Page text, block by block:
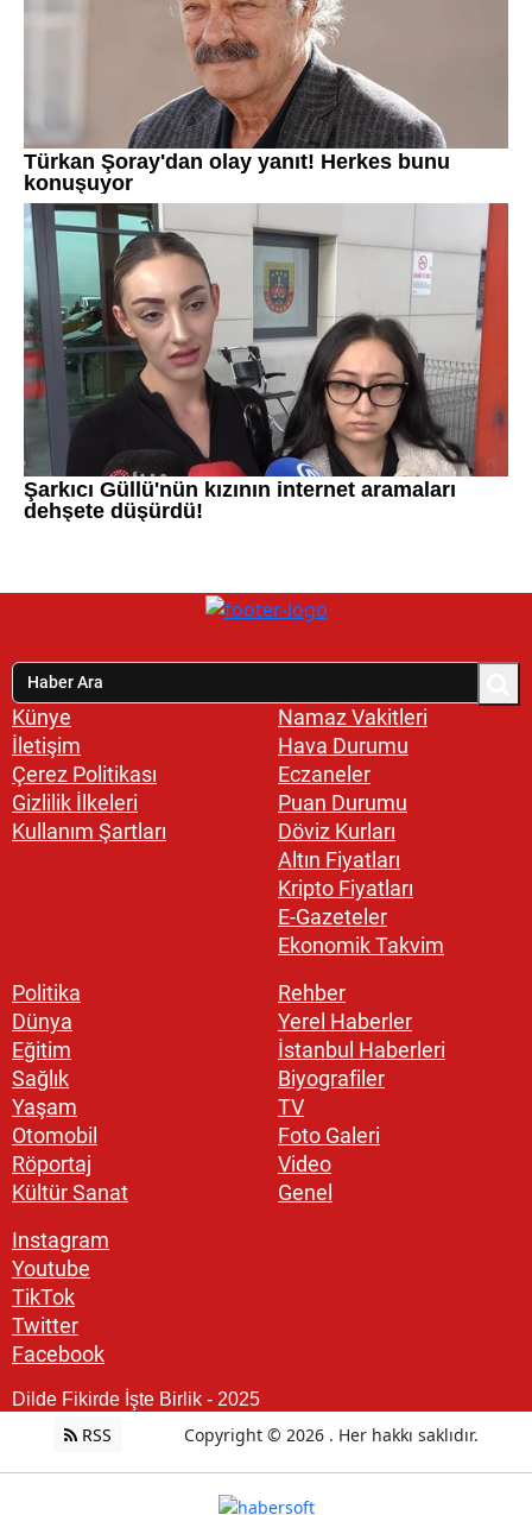
Künye
İletişim
Çerez Politikası
Gizlilik İlkeleri
Kullanım Şartları
Namaz Vakitleri
Hava Durumu
Eczaneler
Puan Durumu
Döviz Kurları
Altın Fiyatları
Kripto Fiyatları
E-Gazeteler
Ekonomik Takvim
Politika
Dünya
Eğitim
Sağlık
Yaşam
Otomobil
Röportaj
Kültür Sanat
Rehber
Yerel Haberler
İstanbul Haberleri
Biyografiler
TV
Foto Galeri
Video
Genel
Instagram
Youtube
TikTok
Twitter
Facebook
Dilde Fikirde İşte Birlik - 2025
RSS Copyright © 2026 . Her hakkı saklıdır.